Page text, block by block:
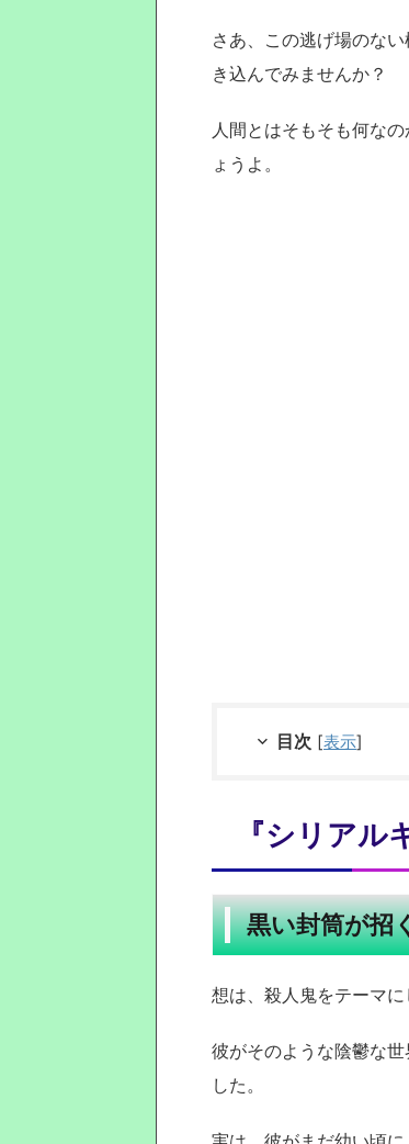
さあ、この逃げ場のな
き込んでみませんか？
人間とはそもそも何な
ょうよ。
目次 [表示]
『シリア
黒い封筒が招
想は、殺人鬼をテーマ
彼がそのような陰鬱な
した。